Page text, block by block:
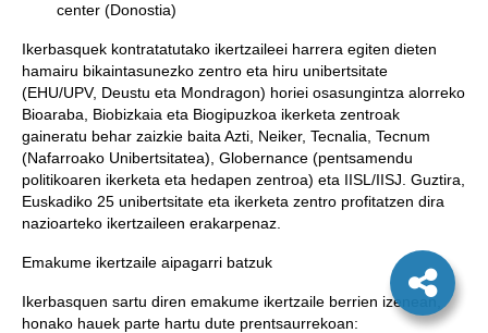
center (Donostia)
Ikerbasquek kontratatutako ikertzaileei harrera egiten dieten
hamairu bikaintasunezko zentro eta hiru unibertsitate
(EHU/UPV, Deustu eta Mondragon) horiei osasungintza alorreko
Bioaraba, Biobizkaia eta Biogipuzkoa ikerketa zentroak
gaineratu behar zaizkie baita Azti, Neiker, Tecnalia, Tecnum
(Nafarroako Unibertsitatea), Globernance (pentsamendu
politikoaren ikerketa eta hedapen zentroa) eta IISL/IISJ. Guztira,
Euskadiko 25 unibertsitate eta ikerketa zentro profitatzen dira
nazioarteko ikertzaileen erakarpenaz.
Emakume ikertzaile aipagarri batzuk
Ikerbasquen sartu diren emakume ikertzaile berrien izenean,
honako hauek parte hartu dute prentsaurrekoan: